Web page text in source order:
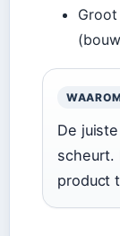
De
scheurt.
product